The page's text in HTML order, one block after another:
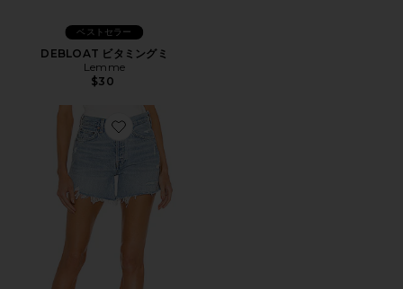
ベストセラー
DEBLOAT ビタミングミ
Lemme
$30
Favorite PARKER LONG ショートパンツ